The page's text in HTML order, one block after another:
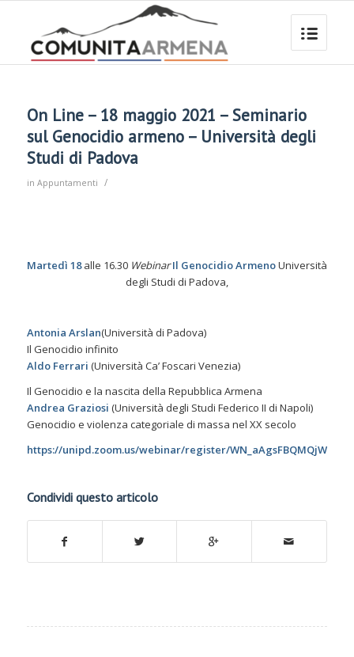
On Line – 18 maggio 2021 – Seminario
sul Genocidio armeno – Università degli
Studi di Padova
in Appuntamenti /
Martedì 18alle 16.30Webinar Il Genocidio ArmenoUniversità
degli Studi di Padova,
Antonia Arslan(Università di Padova)
Il Genocidio infinito
Aldo Ferrari (Università Ca’ Foscari Venezia)
Il Genocidio e la nascita della Repubblica Armena
Andrea Graziosi (Università degli Studi Federico II di Napoli)
Genocidio e violenza categoriale di massa nel XX secolo
https://unipd.zoom.us/webinar/register/
Condividi questo articolo